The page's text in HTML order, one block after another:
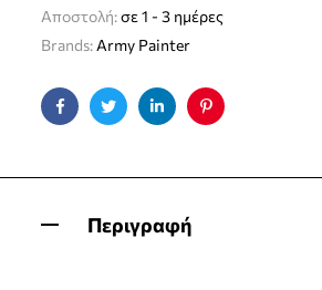
Αποστολή:σε 1 - 3 ημέρες
Brands: Army Painter
FacebookTwitterLinkedinPinterest
Περιγραφή